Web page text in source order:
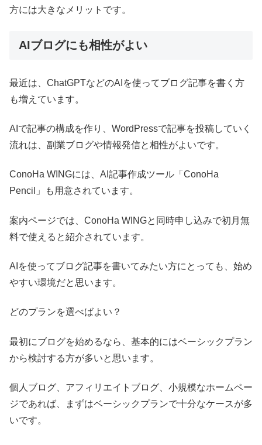
方には大きなメリットです。
AIブログにも相性がよい
最近は、ChatGPTなどのAIを使ってブログ記事を書く方
も増えています。
AIで記事の構成を作り、WordPressで記事を投稿していく
流れは、副業ブログや情報発信と相性がよいです。
ConoHa WINGには、AI記事作成ツール「ConoHa
Pencil」も用意されています。
案内ページでは、ConoHa WINGと同時申し込みで初月無
料で使えると紹介されています。
AIを使ってブログ記事を書いてみたい方にとっても、始め
やすい環境だと思います。
どのプランを選べばよい？
最初にブログを始めるなら、基本的にはベーシックプラン
から検討する方が多いと思います。
個人ブログ、アフィリエイトブログ、小規模なホームペー
ジであれば、まずはベーシックプランで十分なケースが多
いです。